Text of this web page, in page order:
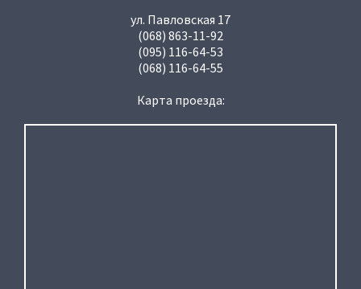
ул. Павловская 17
(068) 863-11-92
(095) 116-64-53
(068) 116-64-55
Карта проезда: